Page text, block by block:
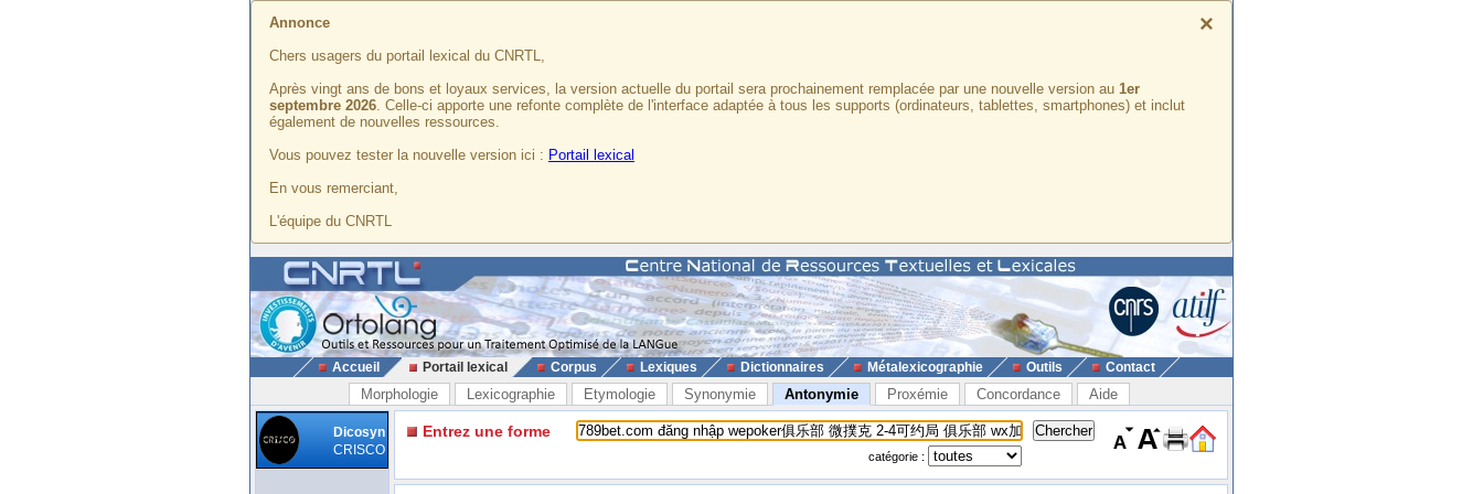
×
Annonce
Chers usagers du portail lexical du CNRTL,
Après vingt ans de bons et loyaux services, la version actuelle du portail sera prochainement remplacée par une nouvelle version au 1er
septembre 2026. Celle-ci apporte une refonte complète de l'interface adaptée à tous les supports (ordinateurs, tablettes, smartphones) et inclut
également de nouvelles ressources.
Vous pouvez tester la nouvelle version ici : Portail lexical
En vous remerciant,
L'équipe du CNRTL
Accueil Portail lexical Corpus Lexiques Dictionnaires Métalexicographie Outils Contact
Morphologie Lexicographie Etymologie Synonymie Antonymie Proxémie Concordance Aide
Dicosyn
CRISCO
Entrez une forme
catégorie :